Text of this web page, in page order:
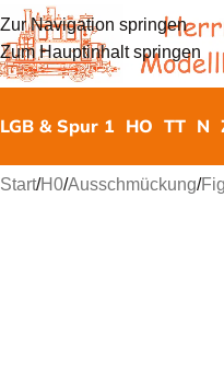
Zur Navigation springen
Zum Hauptinhalt springen
LGB & Spur 1 HO TT N
Start/H0/Ausschmückung/